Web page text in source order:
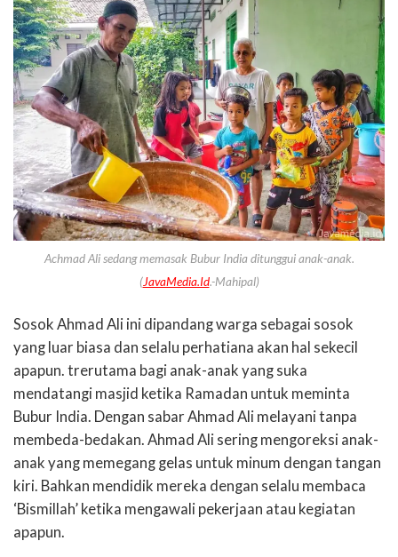
Achmad Ali sedang memasak Bubur India ditunggui anak-anak.
(JavaMedia.Id.-Mahipal)
Sosok Ahmad Ali ini dipandang warga sebagai sosok
yang luar biasa dan selalu perhatiana akan hal sekecil
apapun. trerutama bagi anak-anak yang suka
mendatangi masjid ketika Ramadan untuk meminta
Bubur India. Dengan sabar Ahmad Ali melayani tanpa
membeda-bedakan. Ahmad Ali sering mengoreksi anak-
anak yang memegang gelas untuk minum dengan tangan
kiri. Bahkan mendidik mereka dengan selalu membaca
‘Bismillah’ ketika mengawali pekerjaan atau kegiatan
apapun.